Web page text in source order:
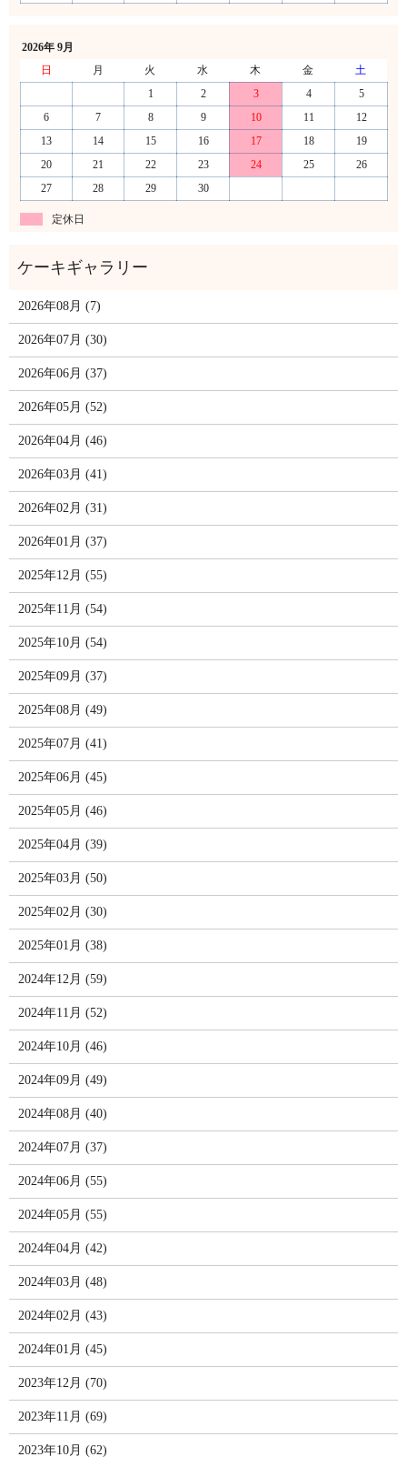
2026年 9月
日
月 火 水 木 金
土
1
2 3 4
5
6
7 8 9 10 11
12
13
14 15 16 17 18
19
20
21 22 23 24 25
26
27
28 29 30
定休日
2026年08月 (7)
2026年07月 (30)
2026年06月 (37)
2026年05月 (52)
2026年04月 (46)
2026年03月 (41)
2026年02月 (31)
2026年01月 (37)
2025年12月 (55)
2025年11月 (54)
2025年10月 (54)
2025年09月 (37)
2025年08月 (49)
2025年07月 (41)
2025年06月 (45)
2025年05月 (46)
2025年04月 (39)
2025年03月 (50)
2025年02月 (30)
2025年01月 (38)
2024年12月 (59)
2024年11月 (52)
2024年10月 (46)
2024年09月 (49)
2024年08月 (40)
2024年07月 (37)
2024年06月 (55)
2024年05月 (55)
2024年04月 (42)
2024年03月 (48)
2024年02月 (43)
2024年01月 (45)
2023年12月 (70)
2023年11月 (69)
2023年10月 (62)